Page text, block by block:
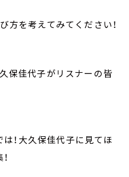
方を考えてみてください！
保佳代子がリスナーの皆
！大久保佳代子に見てほ